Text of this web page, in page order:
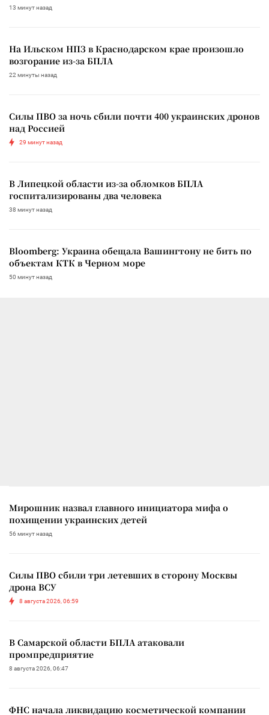
13 минут назад
На Ильском НПЗ в Краснодарском крае произошло
возгорание из-за БПЛА
22 минуты назад
Силы ПВО за ночь сбили почти 400 украинских дронов
над Россией
29 минут назад
В Липецкой области из-за обломков БПЛА
госпитализированы два человека
38 минут назад
Bloomberg: Украина обещала Вашингтону не бить по
объектам КТК в Черном море
50 минут назад
Мирошник назвал главного инициатора мифа о
похищении украинских детей
56 минут назад
Силы ПВО сбили три летевших в сторону Москвы
дрона ВСУ
8 августа 2026, 06:59
В Самарской области БПЛА атаковали
промпредприятие
8 августа 2026, 06:47
ФНС начала ликвидацию косметической компании